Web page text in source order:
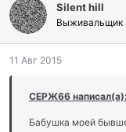
Silent hill
Выживальщик
11 Авг 2015
СЕРЖ66 написал(а):
Бабушка моей